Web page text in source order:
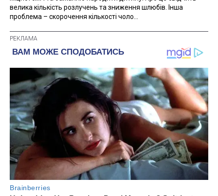
велика кількість розлучень та зниження шлюбів. Інша
проблема – скорочення кількості чоло...